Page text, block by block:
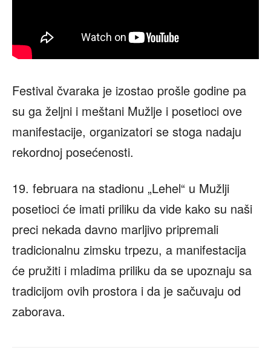
Festival čvaraka je izostao prošle godine pa
su ga željni i meštani Mužlje i posetioci ove
manifestacije, organizatori se stoga nadaju
rekordnoj posećenosti.
19. februara na stadionu „Lehel“ u Mužlji
posetioci će imati priliku da vide kako su naši
preci nekada davno marljivo pripremali
tradicionalnu zimsku trpezu, a manifestacija
će pružiti i mladima priliku da se upoznaju sa
tradicijom ovih prostora i da je sačuvaju od
zaborava.